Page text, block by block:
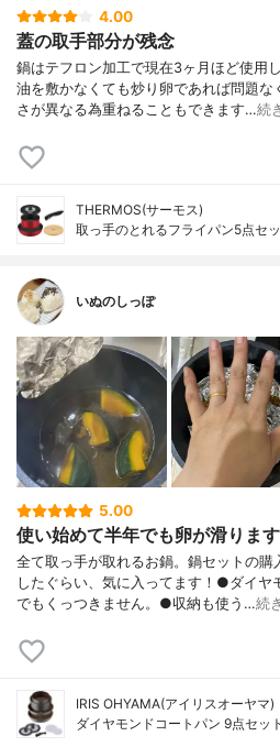
4.00
蓋の取手部分が残念
鍋はテフロン加工で現在3ヶ月ほど使用
油を敷かなくても炒り卵であれば問題
さが異なる為重ねることもできます…続
THERMOS(サーモス)
取っ手のとれるフライパン5点セ
いぬのしっぽ
5.00
使い始めて半年でも卵が滑ります
全て取っ手が取れるお鍋。鍋セットの購
したぐらい、気に入ってます！●ダイヤ
でもくっつきません。●収納も使う…続
IRIS OHYAMA(アイリスオーヤマ)
ダイヤモンドコートパン 9点セット